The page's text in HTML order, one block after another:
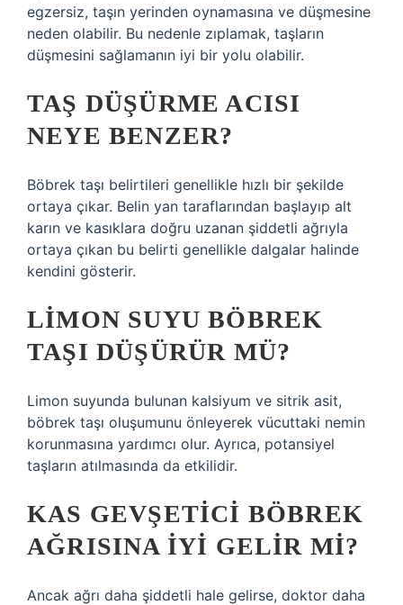
egzersiz, taşın yerinden oynamasına ve düşmesine
neden olabilir. Bu nedenle zıplamak, taşların
düşmesini sağlamanın iyi bir yolu olabilir.
TAŞ DÜŞÜRME ACISI
NEYE BENZER?
Böbrek taşı belirtileri genellikle hızlı bir şekilde
ortaya çıkar. Belin yan taraflarından başlayıp alt
karın ve kasıklara doğru uzanan şiddetli ağrıyla
ortaya çıkan bu belirti genellikle dalgalar halinde
kendini gösterir.
LIMON SUYU BÖBREK
TAŞI DÜŞÜRÜR MÜ?
Limon suyunda bulunan kalsiyum ve sitrik asit,
böbrek taşı oluşumunu önleyerek vücuttaki nemin
korunmasına yardımcı olur. Ayrıca, potansiyel
taşların atılmasında da etkilidir.
KAS GEVŞETICI BÖBREK
AĞRISINA IYI GELIR MI?
Ancak ağrı daha şiddetli hale gelirse, doktor daha